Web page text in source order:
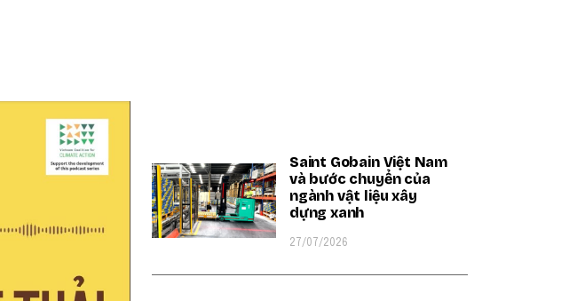
Saint Gobain Việt Nam
và bước chuyển của
ngành vật liệu xây
dựng xanh
27/07/2026